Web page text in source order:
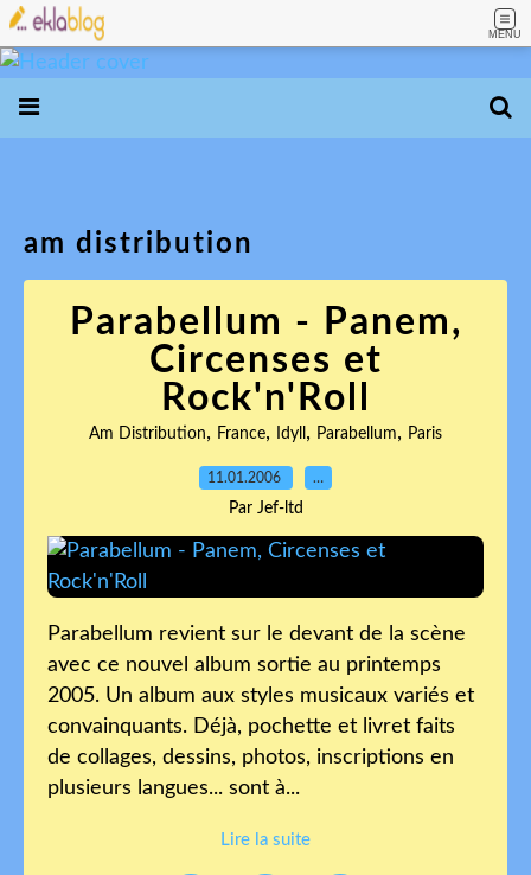
MENU
am distribution
Parabellum - Panem,
Circenses et
Rock'n'Roll
Am Distribution, France, Idyll , Parabellum, Paris
11.01.2006 …
Par Jef-ltd
Parabellum revient sur le devant de la scène
avec ce nouvel album sortie au printemps
2005. Un album aux styles musicaux variés et
convainquants. Déjà, pochette et livret faits
de collages, dessins, photos, inscriptions en
plusieurs langues... sont à...
Lire la suite